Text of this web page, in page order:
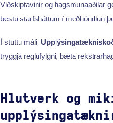
Viðskiptavinir og hagsmunaaðilar
bestu starfsháttum í meðhöndlun
Í stuttu máli,
tryggja reglufylgni, bæta
Hlutverk og